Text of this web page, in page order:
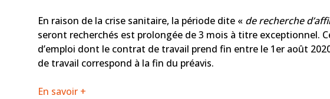
En raison de la crise sanitaire, la période dite « de recherche
seront recherchés est prolongée de 3 mois à titre exceptionnel.
d’emploi dont le contrat de travail prend fin entre le 1er août
de travail correspond à la fin du préavis.
En savoir +